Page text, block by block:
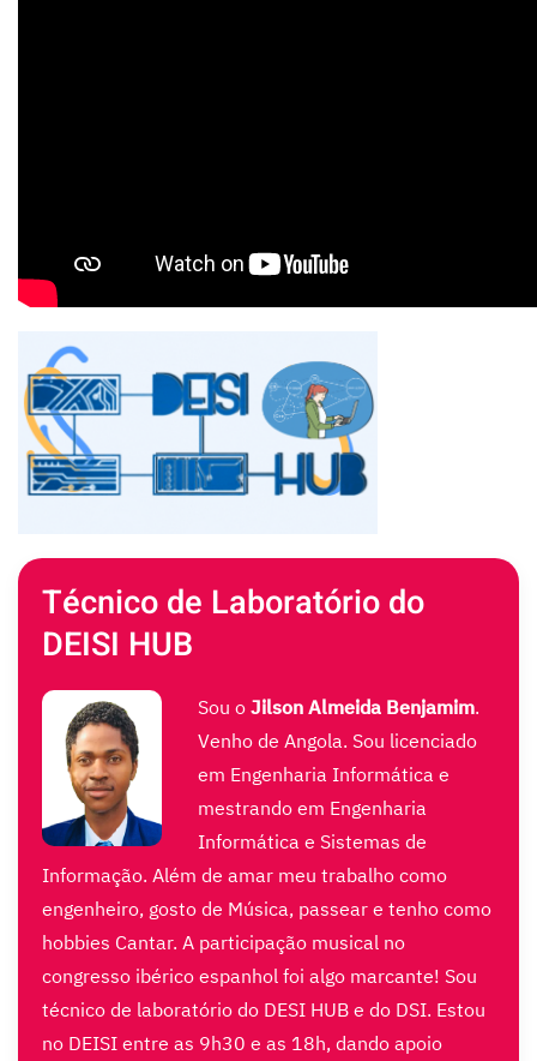
Técnico de Laboratório do
DEISI HUB
Sou o Jilson Almeida Benjamim.
Venho de Angola. Sou licenciado
em Engenharia Informática e
mestrando em Engenharia
Informática e Sistemas de
Informação. Além de amar meu trabalho como
engenheiro, gosto de Música, passear e tenho como
hobbies Cantar. A participação musical no
congresso ibérico espanhol foi algo marcante! Sou
técnico de laboratório do DESI HUB e do DSI. Estou
no DEISI entre as 9h30 e as 18h, dando apoio